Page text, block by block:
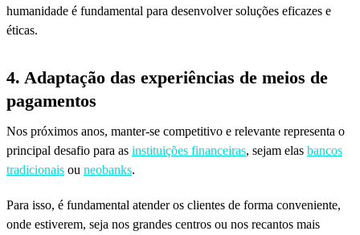
humanidade é fundamental para desenvolver soluções eficazes e
éticas.
4. Adaptação das experiências de meios de
pagamentos
Nos próximos anos, manter-se competitivo e relevante representa o
principal desafio para as instituições financeiras, sejam elas bancos
tradicionais ou neobanks.
Para isso, é fundamental atender os clientes de forma conveniente,
onde estiverem, seja nos grandes centros ou nos recantos mais